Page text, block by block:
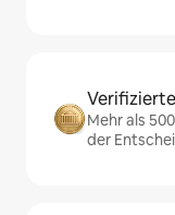
Mehr als
der